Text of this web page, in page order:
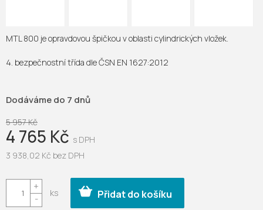
5 957 Kč
4 765 Kč
3 938,02 Kč bez DPH
cena:
Dodáváme do 7 dnů
Přidat do košíku
MTL 800 je opravdovou špičkou v oblasti cylindrických vložek.
4. bezpečnostní třída dle ČSN EN 1627:2012